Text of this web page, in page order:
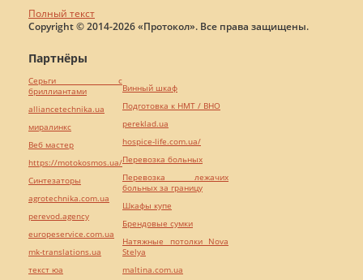
Полный текст
Copyright © 2014-2026 «Протокол». Все права защищены.
Партнёры
Серьги с
бриллиантами
alliancetechnika.ua
миралинкс
Веб мастер
https://motokosmos.ua/
Синтезаторы
agrotechnika.com.ua
perevod.agency
europeservice.com.ua
mk-translations.ua
текст юа
Винный шкаф
Подготовка к НМТ / ВНО
pereklad.ua
hospice-life.com.ua/
Перевозка больных
Перевозка лежачих
больных за границу
Шкафы купе
Брендовые сумки
Натяжные потолки Nova
Stelya
maltina.com.ua